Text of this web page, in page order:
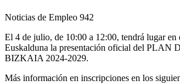
Noticias de Empleo 942
El 4 de julio, de 10:00 a 12:00, tendrá lugar en
Euskalduna la presentación oficial del PLAN
BIZKAIA 2024-2029.
Más información en inscripciones en los